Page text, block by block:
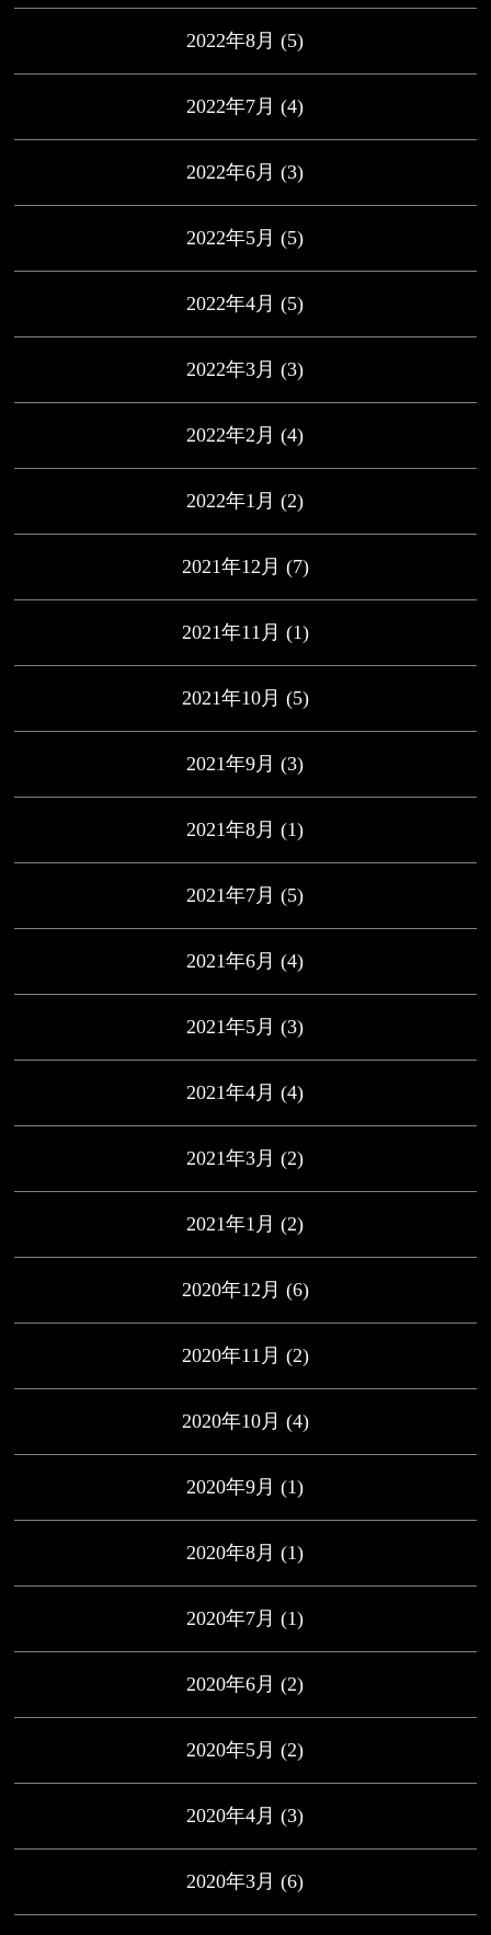
2022年8月 (5)
2022年7月 (4)
2022年6月 (3)
2022年5月 (5)
2022年4月 (5)
2022年3月 (3)
2022年2月 (4)
2022年1月 (2)
2021年12月 (7)
2021年11月 (1)
2021年10月 (5)
2021年9月 (3)
2021年8月 (1)
2021年7月 (5)
2021年6月 (4)
2021年5月 (3)
2021年4月 (4)
2021年3月 (2)
2021年1月 (2)
2020年12月 (6)
2020年11月 (2)
2020年10月 (4)
2020年9月 (1)
2020年8月 (1)
2020年7月 (1)
2020年6月 (2)
2020年5月 (2)
2020年4月 (3)
2020年3月 (6)